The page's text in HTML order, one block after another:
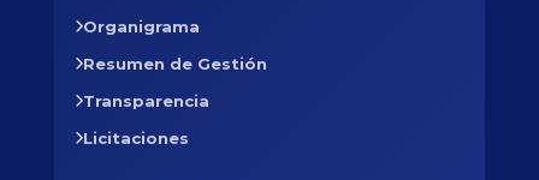
Organigrama
Resumen de Gestión
Transparencia
Licitaciones